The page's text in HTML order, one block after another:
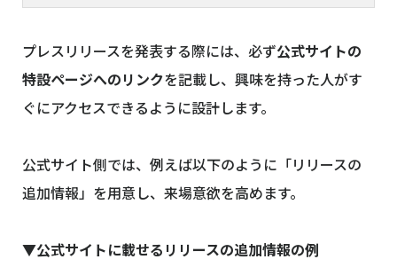
プレスリリースを発表する際には、必ず公式サイトの
特設ページへのリンクを記載し、興味を持った人がす
ぐにアクセスできるように設計します。
公式サイト側では、例えば以下のように「リリースの
追加情報」を用意し、来場意欲を高めます。
▼公式サイトに載せるリリースの追加情報の例